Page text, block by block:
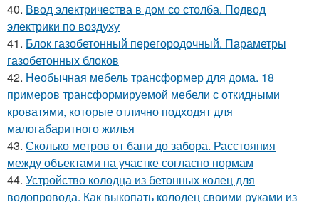
40. Ввод электричества в дом со столба. Подвод
электрики по воздуху
41. Блок газобетонный перегородочный. Параметры
газобетонных блоков
42. Необычная мебель трансформер для дома. 18
примеров трансформируемой мебели с откидными
кроватями, которые отлично подходят для
малогабаритного жилья
43. Сколько метров от бани до забора. Расстояния
между объектами на участке согласно нормам
44. Устройство колодца из бетонных колец для
водопровода. Как выкопать колодец своими руками из